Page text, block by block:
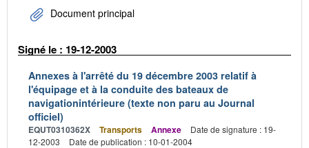
Document principal
Signé le : 19-12-2003
Annexes à l'arrêté du 19 décembre 2003 relatif à
l'équipage et à la conduite des bateaux de
navigationintérieure (texte non paru au Journal
officiel)
EQUT0310362X Transports Annexe
Date de signature : 19-
12-2003
Date de publication : 10-01-2004